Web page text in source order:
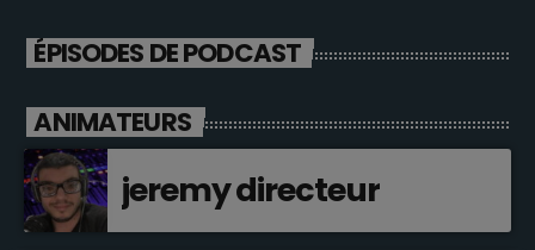
ÉPISODES DE PODCAST
ANIMATEURS
jeremy directeur